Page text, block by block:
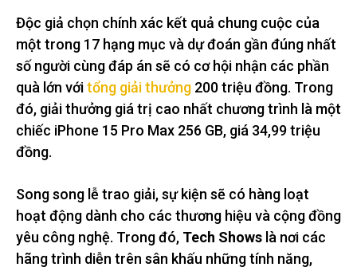
Độc giả chọn chính xác kết quả chung cuộc của
một trong 17 hạng mục và dự đoán gần đúng nhất
số người cùng đáp án sẽ có cơ hội nhận các phần
quà lớn vớitổng giải thưởng 200 triệu đồng. Trong
đó, giải thưởng giá trị cao nhất chương trình là một
chiếc iPhone 15 Pro Max 256 GB, giá 34,99 triệu
đồng.
Song song lễ trao giải, sự kiện sẽ có hàng loạt
hoạt động dành cho các thương hiệu và cộng đồng
yêu công nghệ. Trong đó, Tech Shows là nơi các
hãng trình diễn trên sân khấu những tính năng,